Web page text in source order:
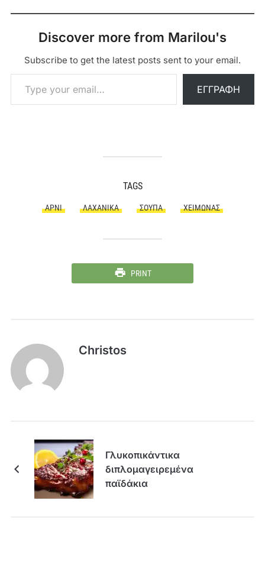
Discover more from Marilou's
Subscribe to get the latest posts sent to your email.
Type your email…
ΕΓΓΡΑΦΉ
TAGS
ΑΡΝΊ ΛΑΧΑΝΙΚΆ ΣΟΎΠΑ ΧΕΙΜΏΝΑΣ
PRINT
Christos
Γλυκοπικάντικα
διπλομαγειρεμένα
παϊδάκια